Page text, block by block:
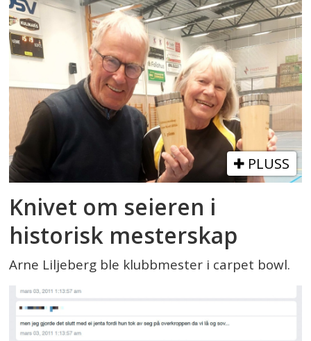
PLUSS
Knivet om seieren i
historisk mesterskap
Arne Liljeberg ble klubbmester i carpet bowl.